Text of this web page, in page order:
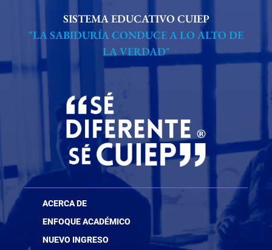
SISTEMA EDUCATIVO CUIEP
"LA SABIDURÍA CONDUCE A LO ALTO DE
LA VERDAD"
ACERCA DE
ENFOQUE ACADÉMICO
NUEVO INGRESO